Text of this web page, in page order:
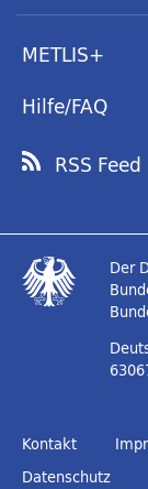
METLIS+
Hilfe/FAQ
RSS Feed
Der
Kontakt
Datenschutz